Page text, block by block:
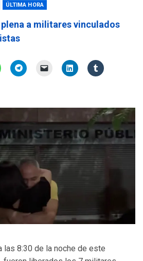
ÚLTIMA HORA
a militares vinculados
las 8:30 de la noche de este